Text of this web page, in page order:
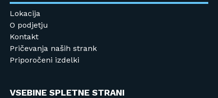
Lokacija
O podjetju
Kontakt
Pričevanja naših strank
Priporočeni izdelki
VSEBINE SPLETNE STRANI